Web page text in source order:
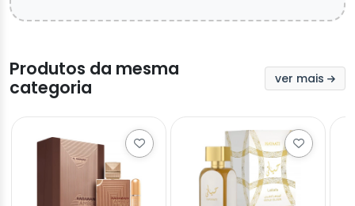
Produtos da mesma
categoria
ver mais